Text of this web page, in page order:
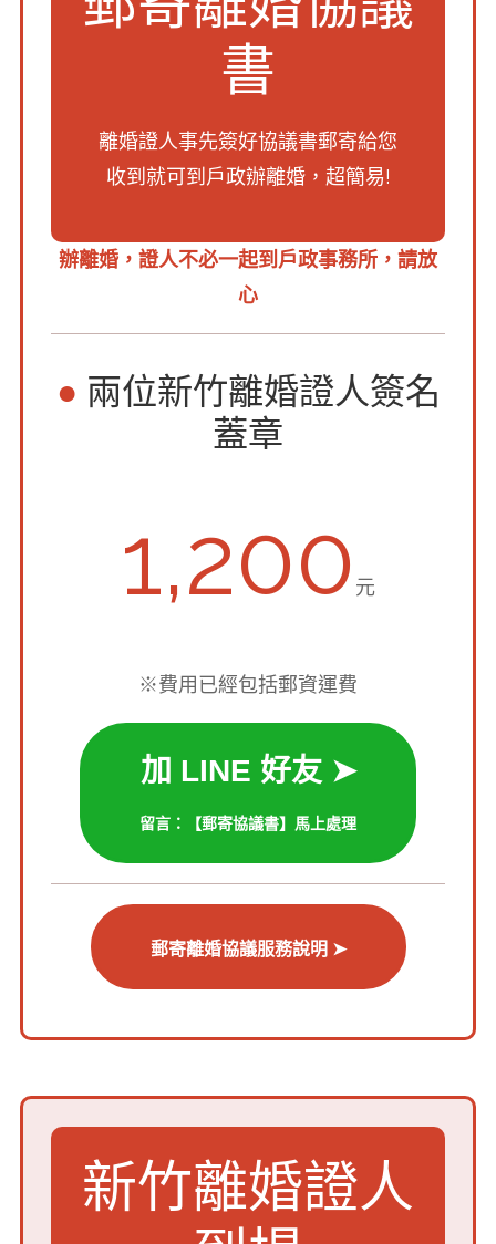
書
離婚證人事先簽好協議書郵寄給您
收到就可到戶政辦離婚，超簡易!
辦離婚，證人不必一起到戶政事務所，請放
心
● 兩位新竹離婚證人簽名
蓋章
1,200 元
※費用已經包括郵資運費
加 LINE 好友 ➤
留言：【郵寄協議書】馬上處理
郵寄離婚協議服務說明 ➤
新竹離婚證人